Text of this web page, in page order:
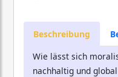
Beschreibung
Wie lässt sich
nachhaltig und